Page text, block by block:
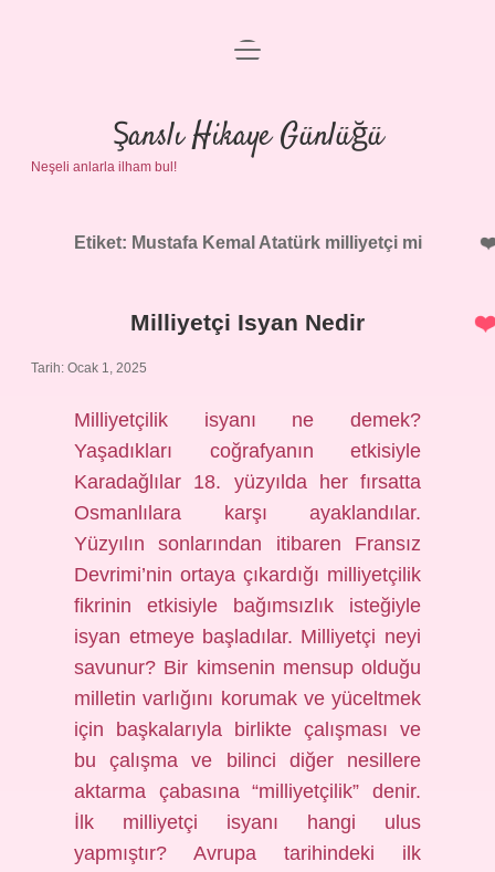
Anasayfa
Gizlilik Politikası
menüyü
Şanslı Hikaye Günlüğü
Neşeli anlarla ilham bul!
Etiket: Mustafa Kemal Atatürk milliyetçi mi
Milliyetçi Isyan Nedir
Tarih: Ocak 1, 2025
Milliyetçilik isyanı ne demek?
Yaşadıkları coğrafyanın etkisiyle
Karadağlılar 18. yüzyılda her fırsatta
Osmanlılara karşı ayaklandılar.
Yüzyılın sonlarından itibaren Fransız
Devrimi’nin ortaya çıkardığı milliyetçilik
fikrinin etkisiyle bağımsızlık isteğiyle
isyan etmeye başladılar. Milliyetçi neyi
savunur? Bir kimsenin mensup olduğu
milletin varlığını korumak ve yüceltmek
için başkalarıyla birlikte çalışması ve
bu çalışma ve bilinci diğer nesillere
aktarma çabasına “milliyetçilik” denir.
İlk milliyetçi isyanı hangi ulus
yapmıştır? Avrupa tarihindeki ilk